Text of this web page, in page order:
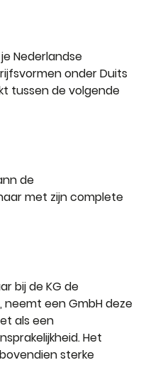
Nederlandse
onder Duits
tussen de volgende
de
met zijn complete
bij de KG de
een GmbH deze
als een
Het
sterke